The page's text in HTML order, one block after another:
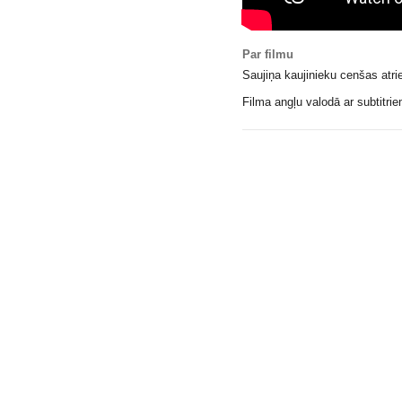
Par filmu
Saujiņa kaujinieku cenšas
Filma angļu valodā ar